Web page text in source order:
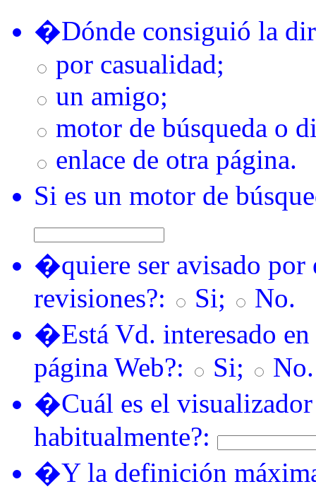
�Dónde consiguió la
por casualidad;
un amigo;
motor de búsqueda o
enlace de otra página.
Si es un motor de
�quiere ser avisado por
revisiones?:
Si;
No.
�Está Vd. interesado en
página Web?:
Si;
No.
�Cuál es el
habitualmente?:
�Y la definición